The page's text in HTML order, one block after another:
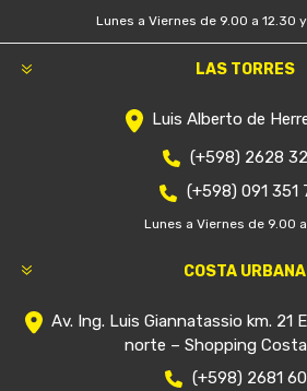
Lunes a Viernes de 9.00 a 12.30
LAS TORRES
Luis Alberto de
(+598) 2628
(+598) 091 351
Lunes a Viernes de 9.00
COSTA URBANA
Av. Ing. Luis Giannatassio km. 21
norte – Shopping
(+598) 2681